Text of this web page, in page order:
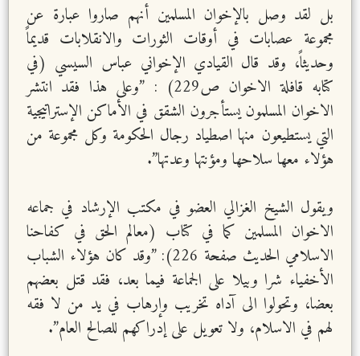
بل لقد وصل بالإخوان المسلمين أنهم صاروا عبارة عن
مجموعة عصابات في أوقات الثورات والانقلابات قديماً
وحديثاً، وقد قال القيادي الإخواني عباس السيسي (في
كتابه قافلة الاخوان ص229) : ”وعلى هذا فقد انتشر
الاخوان المسلمون يستأجرون الشقق في الأماكن الإستراتيجية
التي يستطيعون منها اصطياد رجال الحكومة وكل مجموعة من
هؤلاء معها سلاحها ومؤنتها وعدتها”.
ويقول الشيخ الغزالي العضو في مكتب الإرشاد في جماعه
الاخوان المسلمين كما في كتاب (معالم الحق في كفاحنا
الاسلامي الحديث صفحة 226): ”وقد كان هؤلاء الشباب
الأخفياء شرا وبيلا على الجماعة فيما بعد، فقد قتل بعضهم
بعضا، وتحولوا الى آداه تخريب وإرهاب في يد من لا فقه
لهم في الاسلام، ولا تعويل على إدراكهم للصالح العام”.